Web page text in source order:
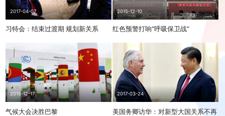
2017-04-07
习特会：结束过渡期 规划新关系
2015-12-10
红色预警打响“呼吸保卫战”
2015-12-17
气候大会决胜巴黎
2017-03-24
美国务卿访华：对新型大国关系不再